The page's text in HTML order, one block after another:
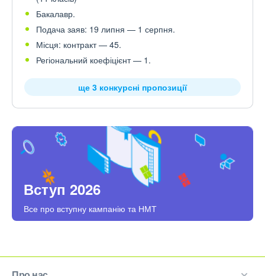
Бакалавр.
Подача заяв: 19 липня — 1 серпня.
Місця: контракт — 45.
Регіональний коефіцієнт — 1.
ще 3 конкурсні пропозиції
Вступ 2026
Все про вступну кампанію та НМТ